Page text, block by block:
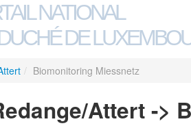
NATIONAL
DE
/ Biomonitoring Miessnetz
Attert ->